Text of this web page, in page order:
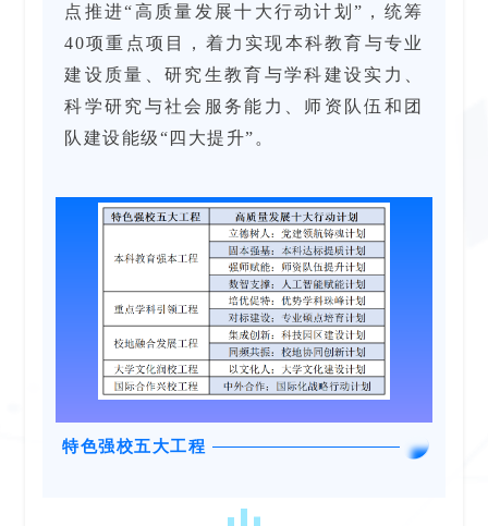
点推进“高质量发展十大行动计划”，统筹
40项重点项目，着力实现本科教育与专业
建设质量、研究生教育与学科建设实力、
科学研究与社会服务能力、师资队伍和团
队建设能级“四大提升”。
特色强校五大工程